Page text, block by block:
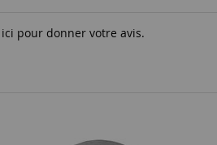
pour donner votre avis.